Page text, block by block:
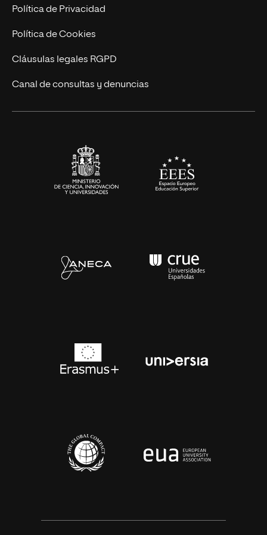
Postgrados
Cursos Universitarios
Trabaja en UNIR
Actualidad
UNIR Revista
Eventos
Política de Privacidad
Política de Cookies
Cláusulas legales RGPD
Canal de consultas y denuncias